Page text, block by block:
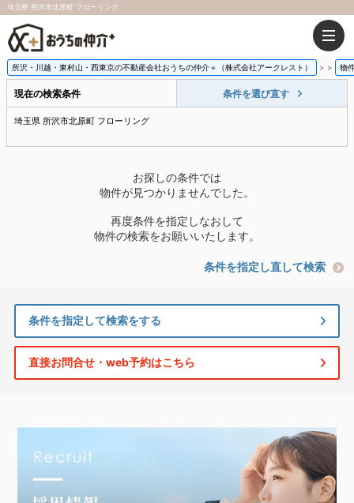
埼玉県 所沢市北原町 フローリング
所沢・川越・東村山・西東京の不動産会社おうちの仲介＋（株式会社アークレスト） > 物
現在の検索条件 条件を選び直す
埼玉県 所沢市北原町 フローリング
お探しの条件では
物件が見つかりませんでした。
再度条件を指定しなおして
物件の検索をお願いいたします。
条件を指定し直して検索
条件を指定して検索をする
直接お問合せ・web予約はこちら